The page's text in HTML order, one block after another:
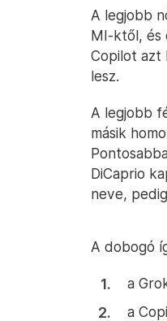
A legjobb
MI-ktől, és
Copilot azt
lesz.
A legjobb
másik
DiCaprio
neve, pedig
A dobogó
a
a